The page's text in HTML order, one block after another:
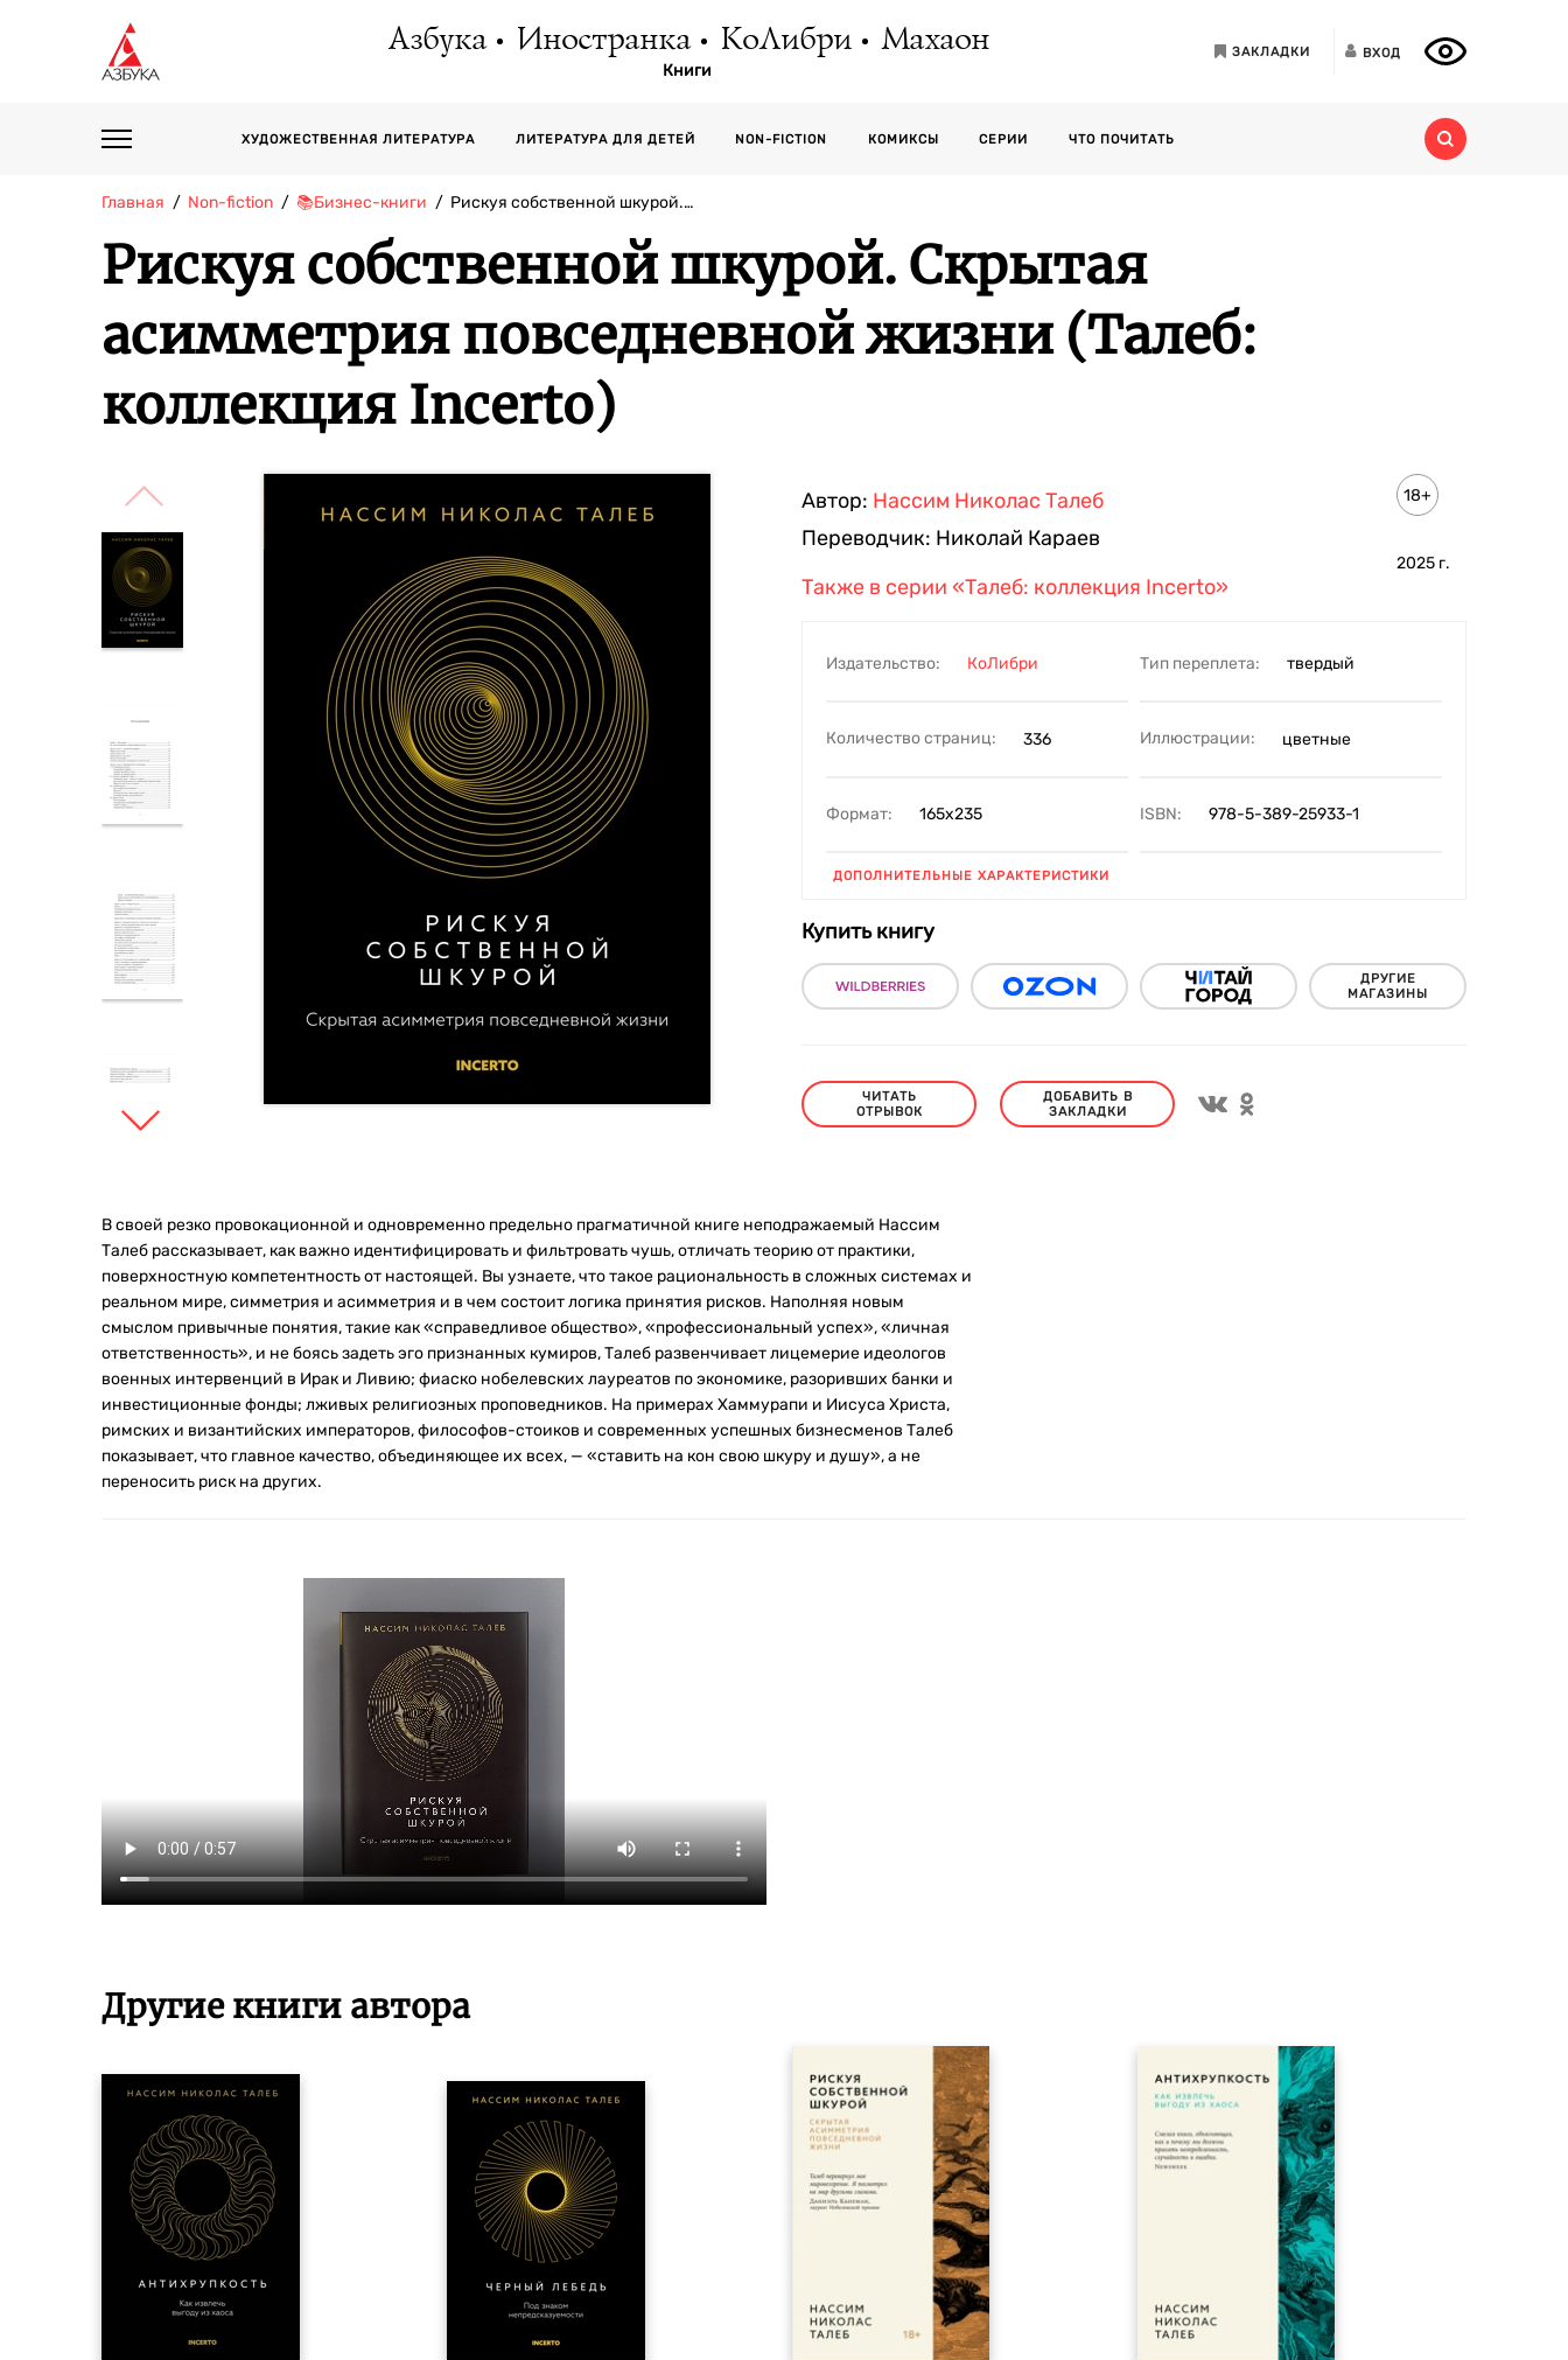
Азбука Иностранка КоЛибри Махаон
Книги
ЗАКЛАДКИ ВХОД
ХУДОЖЕСТВЕННАЯ ЛИТЕРАТУРА ЛИТЕРАТУРА ДЛЯ ДЕТЕЙ NON-FICTION КОМИКСЫ СЕРИИ ЧТО ПОЧИТАТЬ
Главная Non-fiction 📚Бизнес-книги Рискуя собственной шкурой.…
Рискуя собственной шкурой. Скрытая
асимметрия повседневной жизни (Талеб:
коллекция Incerto)
Автор: Нассим Николас Талеб
Переводчик: Николай Караев
18+
2025 г.
Также в серии «Талеб: коллекция Incerto»
Издательство: КоЛибри Тип переплета: твердый
Количество страниц: 336 Иллюстрации: цветные
Формат: 165х235 ISBN: 978-5-389-25933-1
ДОПОЛНИТЕЛЬНЫЕ ХАРАКТЕРИСТИКИ
Купить книгу
ДРУГИЕ
МАГАЗИНЫ
ЧИТАТЬ
ОТРЫВОК
ДОБАВИТЬ В
ЗАКЛАДКИ
В своей резко провокационной и одновременно предельно прагматичной книге неподражаемый Нассим
Талеб рассказывает, как важно идентифицировать и фильтровать чушь, отличать теорию от практики,
поверхностную компетентность от настоящей. Вы узнаете, что такое рациональность в сложных системах и
реальном мире, симметрия и асимметрия и в чем состоит логика принятия рисков. Наполняя новым
смыслом привычные понятия, такие как «справедливое общество», «профессиональный успех», «личная
ответственность», и не боясь задеть эго признанных кумиров, Талеб развенчивает лицемерие идеологов
военных интервенций в Ирак и Ливию; фиаско нобелевских лауреатов по экономике, разоривших банки и
инвестиционные фонды; лживых религиозных проповедников. На примерах Хаммурапи и Иисуса Христа,
римских и византийских императоров, философов-стоиков и современных успешных бизнесменов Талеб
показывает, что главное качество, объединяющее их всех, — «ставить на кон свою шкуру и душу», а не
переносить риск на других.
Другие книги автора